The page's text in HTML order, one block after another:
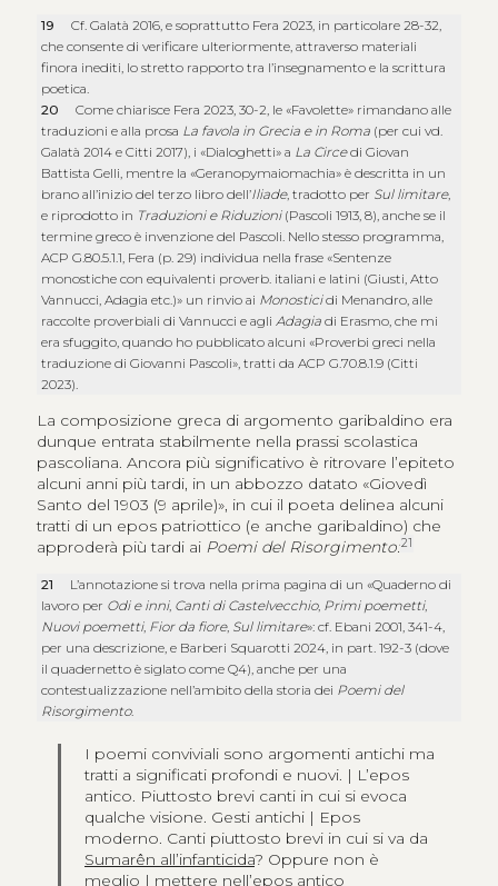
19
Cf. Galatà 2016, e soprattutto Fera 2023, in particolare 28-32,
che consente di verificare ulteriormente, attraverso materiali
finora inediti, lo stretto rapporto tra l’insegnamento e la scrittura
poetica.
20
Come chiarisce Fera 2023, 30-2, le «Favolette» rimandano alle
traduzioni e alla prosa La favola in Grecia e in Roma (per cui vd.
Galatà 2014 e Citti 2017), i «Dialoghetti» a La Circedi Giovan
Battista Gelli, mentre la «Geranopymaiomachia» è descritta in un
brano all’inizio del terzo libro dell’Iliade, tradotto per Sul limitare,
e riprodotto in Traduzioni e Riduzioni (Pascoli 1913, 8), anche se il
termine greco è invenzione del Pascoli. Nello stesso programma,
ACP G.80.5.1.1, Fera (p. 29) individua nella frase «Sentenze
monostiche con equivalenti proverb. italiani e latini (Giusti, Atto
Vannucci, Adagia etc.)» un rinvio ai Monosticidi Menandro, alle
raccolte proverbiali di Vannucci e agliAdagia di Erasmo, che mi
era sfuggito, quando ho pubblicato alcuni «Proverbi greci nella
traduzione di Giovanni Pascoli», tratti da ACP G.70.8.1.9 (Citti
2023).
La composizione greca di argomento garibaldino era
dunque entrata stabilmente nella prassi scolastica
pascoliana. Ancora più significativo è ritrovare l’epiteto
alcuni anni più tardi, in un abbozzo datato «Giovedì
Santo del 1903 (9 aprile)», in cui il poeta delinea alcuni
tratti di un epos patriottico (e anche garibaldino) che
approderà più tardi ai Poemi del Risorgimento:21
21
L’annotazione si trova nella prima pagina di un «Quaderno di
lavoro per Odi e inni, Canti di Castelvecchio, Primi poemetti,
Nuovi poemetti, Fior da fiore, Sul limitare»: cf. Ebani 2001, 341-4,
per una descrizione, e Barberi Squarotti 2024, in part. 192-3 (dove
il quadernetto è siglato come Q4), anche per una
contestualizzazione nell’ambito della storia dei Poemi del
Risorgimento.
I poemi conviviali sono argomenti antichi ma
tratti a significati profondi e nuovi. | L’epos
antico. Piuttosto brevi canti in cui si evoca
qualche visione. Gesti antichi | Epos
moderno. Canti piuttosto brevi in cui si va da
Sumarên all’infanticida? Oppure non è
meglio | mettere nell’epos antico